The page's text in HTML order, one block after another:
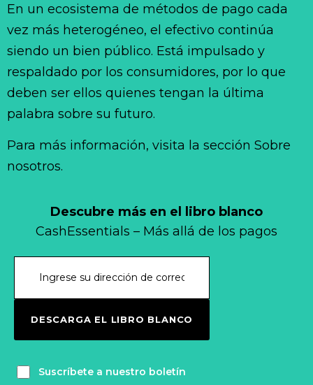
Descubre más en el libro blanco
CashEssentials – Más allá de los pagos
DESCARGA EL LIBRO BLANCO
Suscríbete a nuestro boletín
En un ecosistema de métodos de pago cada
vez más heterogéneo, el efectivo continúa
siendo un bien público. Está impulsado y
respaldado por los consumidores, por lo que
deben ser ellos quienes tengan la última
palabra sobre su futuro.
Para más información, visita la sección Sobre
nosotros.